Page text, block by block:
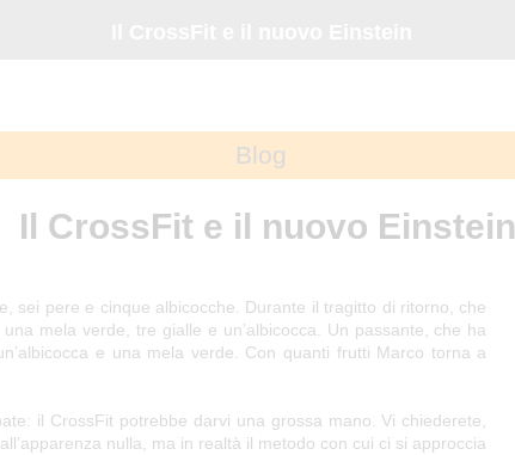
Blog
Il CrossFit e il nuovo Einstein
sei pere e cinque albicocche. Durante il tragitto di ritorno, che
mela verde, tre gialle e un’albicocca. Un passante, che ha
e una mela verde. Con quanti frutti Marco torna a
il CrossFit potrebbe darvi una grossa mano. Vi chiederete,
nulla, ma in realtà il metodo con cui ci si approccia